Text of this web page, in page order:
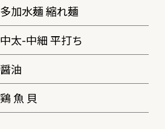
多加水麺 縮れ麺
中太-中細 平打ち
醤油
鶏 魚 貝